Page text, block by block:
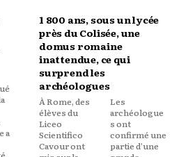
1 800 ans, sous un lycée
près du Colisée, une
domus romaine
inattendue, ce qui
surprend les
archéologues
À Rome, des
élèves du
Liceo
Scientifico
Cavour ont
Les
archéologue
s ont
confirmé une
partie d'une